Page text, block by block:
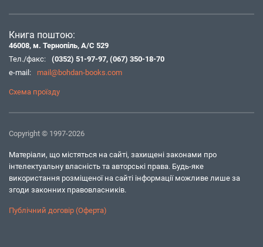
Книга поштою:
46008, м. Тернопіль, А/С 529
Тел./факс:
(0352) 51-97-97, (067) 350-18-70
e-mail:
mail@bohdan-books.com
Схема проїзду
Copyright © 1997-2026
Матеріали, що містяться на сайті, захищені законами про
інтелектуальну власність та авторські права. Будь-яке
використання розміщеної на сайті інформації можливе лише за
згоди законних правовласників.
Публічний договір (Оферта)